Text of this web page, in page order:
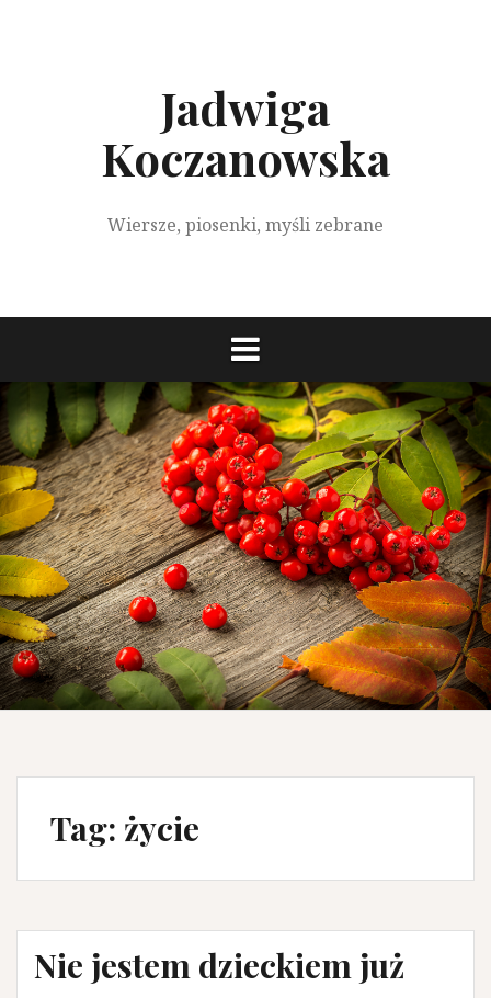
Jadwiga
Koczanowska
Wiersze, piosenki, myśli zebrane
Tag: życie
Nie jestem dzieckiem już